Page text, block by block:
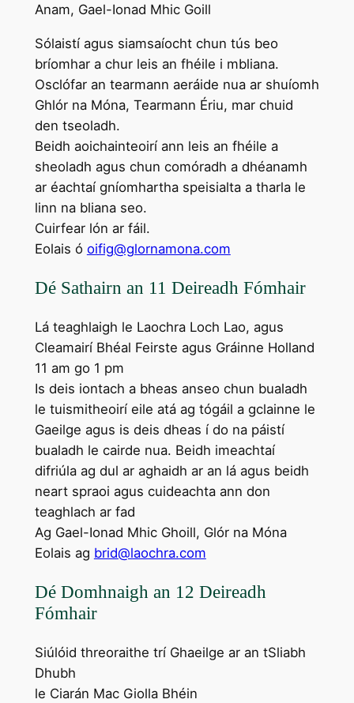
Anam, Gael-Ionad Mhic Goill
Sólaistí agus siamsaíocht chun tús beo
bríomhar a chur leis an fhéile i mbliana.
Osclófar an tearmann aeráide nua ar shuíomh
Ghlór na Móna, Tearmann Ériu, mar chuid
den tseoladh.
Beidh aoichainteoirí ann leis an fhéile a
sheoladh agus chun comóradh a dhéanamh
ar éachtaí gníomhartha speisialta a tharla le
linn na bliana seo.
Cuirfear lón ar fáil.
Eolais ó oifig@glornamona.com
Dé Sathairn an 11 Deireadh Fómhair
Lá teaghlaigh le Laochra Loch Lao, agus
Cleamairí Bhéal Feirste agus Gráinne Holland
11 am go 1 pm
Is deis iontach a bheas anseo chun bualadh
le tuismitheoirí eile atá ag tógáil a gclainne le
Gaeilge agus is deis dheas í do na páistí
bualadh le cairde nua. Beidh imeachtaí
difriúla ag dul ar aghaidh ar an lá agus beidh
neart spraoi agus cuideachta ann don
teaghlach ar fad
Ag Gael-Ionad Mhic Ghoill, Glór na Móna
Eolais ag brid@laochra.com
Dé Domhnaigh an 12 Deireadh
Fómhair
Siúlóid threoraithe trí Ghaeilge ar an tSliabh
Dhubh
le Ciarán Mac Giolla Bhéin